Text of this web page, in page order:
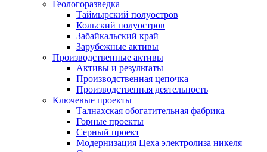
Геологоразведка
Таймырский полуостров
Кольский полуостров
Забайкальский край
Зарубежные активы
Производственные активы
Активы и результаты
Производственная цепочка
Производственная деятельность
Ключевые проекты
Талнахская обогатительная фабрика
Горные проекты
Серный проект
Модернизация Цеха электролиза никеля